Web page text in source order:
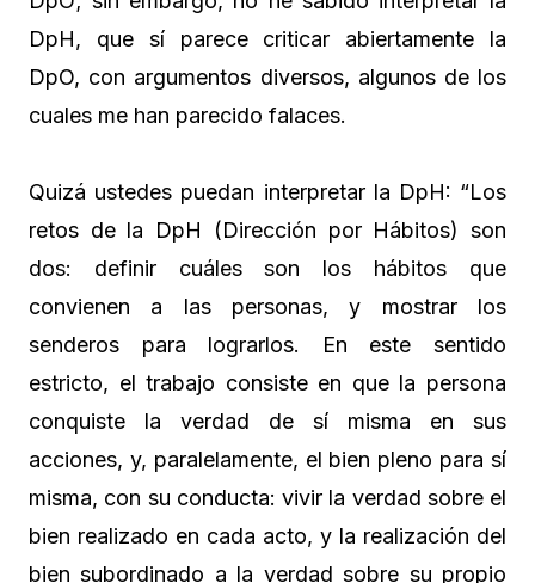
DpH, que sí parece criticar abiertamente la
DpO, con argumentos diversos, algunos de los
cuales me han parecido falaces.
Quizá ustedes puedan interpretar la DpH: “Los
retos de la DpH (Dirección por Hábitos) son
dos: definir cuáles son los hábitos que
convienen a las personas, y mostrar los
senderos para lograrlos. En este sentido
estricto, el trabajo consiste en que la persona
conquiste la verdad de sí misma en sus
acciones, y, paralelamente, el bien pleno para sí
misma, con su conducta: vivir la verdad sobre el
bien realizado en cada acto, y la realización del
bien subordinado a la verdad sobre su propio